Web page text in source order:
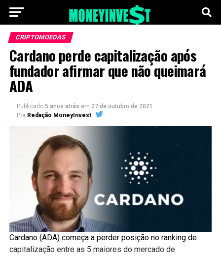
CRIPTOMOEDAS
Cardano perde capitalização após
fundador afirmar que não queimará
ADA
Publicado 5 anos atrás em 27 de outubro de 2021
Por Redação MoneyInvest
Cardano (ADA) começa a perder posição no ranking de
capitalização entre as 5 maiores do mercado de